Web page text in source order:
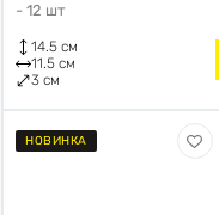
- 12 шт
14.5 см
11.5 см
3 см
НОВИНКА